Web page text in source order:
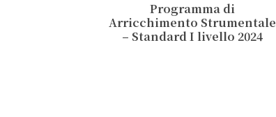
Programma di
Arricchimento Strumentale
– Standard I livello 2024